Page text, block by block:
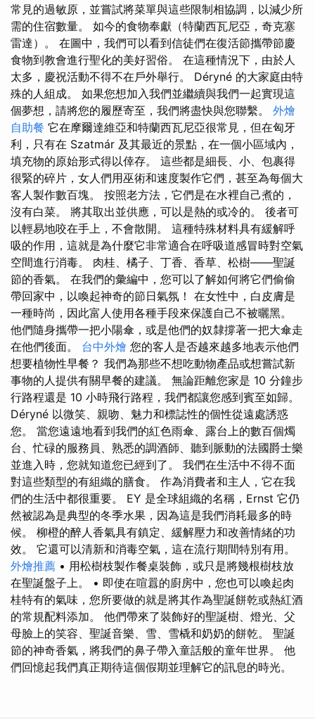
常見的過敏原，並嘗試將菜單與這些限制相協調，以減少所
需的住宿數量。 如今的食物奉獻（特蘭西瓦尼亞，奇克塞
雷達）。 在圖中，我們可以看到信徒們在復活節攜帶節慶
食物到教會進行聖化的美好習俗。 在這種情況下，由於人
太多，慶祝活動不得不在戶外舉行。 Déryné 的大家庭由特
殊的人組成。 如果您想加入我們並繼續與我們一起實現這
個夢想，請將您的履歷寄至，我們將盡快與您聯繫。 外燴
自助餐 它在摩爾達維亞和特蘭西瓦尼亞很常見，但在匈牙
利，只有在 Szatmár 及其最近的景點，在一個小區域內，
填充物的原始形式得以倖存。 這些都是細長、小、包裹得
很緊的碎片，女人們用巫術和速度製作它們，甚至為每個大
客人製作數百塊。 按照老方法，它們是在水裡自己煮的，
沒有白菜。 將其取出並供應，可以是熱的或冷的。 後者可
以輕易地咬在手上，不會散開。 這種特殊材料具有緩解呼
吸的作用，這就是為什麼它非常適合在呼吸道感冒時對空氣
空間進行消毒。 肉桂、橘子、丁香、香草、松樹——聖誕
節的香氣。 在我們的彙編中，您可以了解如何將它們偷偷
帶回家中，以喚起神奇的節日氣氛！ 在女性中，白皮膚是
一種時尚，因此富人使用各種手段來保護自己不被曬黑。
他們隨身攜帶一把小陽傘，或是他們的奴隸撐著一把大傘走
在他們後面。 台中外燴 您的客人是否越來越多地表示他們
想要植物性早餐？ 我們為那些不想吃動物產品或想嘗試新
事物的人提供有關早餐的建議。 無論距離您家是 10 分鐘步
行路程還是 10 小時飛行路程，我們都讓您感到賓至如歸。
Déryné 以微笑、親吻、魅力和標誌性的個性從遠處誘惑
您。 當您遠遠地看到我們的紅色雨傘、露台上的數百個燭
台、忙碌的服務員、熟悉的調酒師、聽到脈動的法國爵士樂
並進入時，您就知道您已經到了。 我們在生活中不得不面
對這些類型的有組織的膳食。 作為消費者和主人，它在我
們的生活中都很重要。 EY 是全球組織的名稱，Ernst 它仍
然被認為是典型的冬季水果，因為這是我們消耗最多的時
候。 柳橙的醉人香氣具有鎮定、緩解壓力和改善情緒的功
效。 它還可以清新和消毒空氣，這在流行期間特別有用。
外燴推薦 • 用松樹枝製作餐桌裝飾，或只是將幾根樹枝放
在聖誕盤子上。 • 即使在喧囂的廚房中，您也可以喚起肉
桂特有的氣味，您所要做的就是將其作為聖誕餅乾或熱紅酒
的常規配料添加。 他們帶來了裝飾好的聖誕樹、燈光、父
母臉上的笑容、聖誕音樂、雪、雪橇和奶奶的餅乾。 聖誕
節的神奇香氣，將我們的鼻子帶入童話般的童年世界。 他
們回憶起我們真正期待這個假期並理解它的訊息的時光。